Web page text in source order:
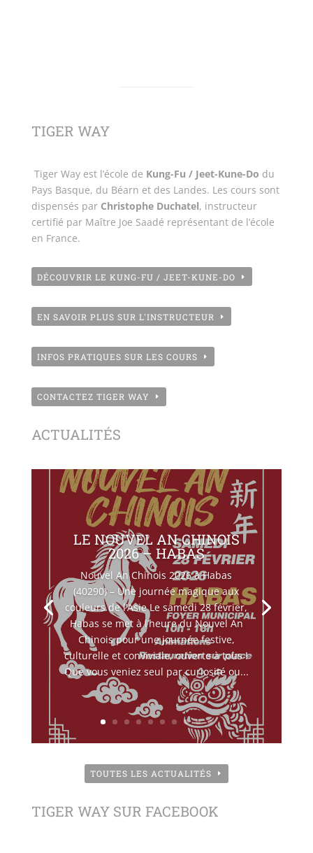
TIGER WAY
Tiger Way est l’école de Kung-Fu / Jeet-Kune-Do du
Pays Basque, du Béarn et des Landes. Les cours sont
dispensés par Christophe Duchatel, instructeur
certifié par Maître Joe Saadé représentant de l’école
en France.
DÉCOUVRIR LE KUNG-FU / JEET-KUNE-DO
EN SAVOIR PLUS SUR L'INSTRUCTEUR
INFOS PRATIQUES SUR LES COURS
CONTACTEZ TIGER WAY
ACTUALITÉS
LE NOUVEL AN CHINOIS
2026 – HABAS
Nouvel An Chinois 2026 à Habas
(40290) – Une journée magique aux
couleurs de l’Asie Le samedi 28 février,
Habas se met à l’heure du Nouvel An
Chinois pour une journée festive,
culturelle et conviviale, ouverte à tous !
Que vous veniez seul par curiosité ou...
TOUTES LES ACTUALITÉS
TIGER WAY SUR FACEBOOK